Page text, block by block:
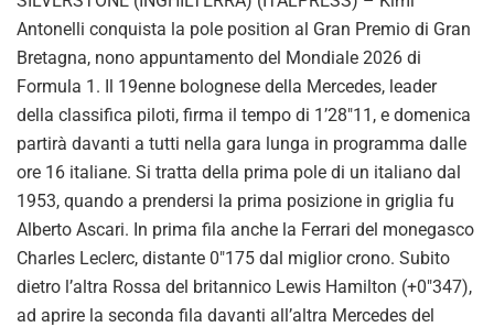
Antonelli conquista la pole position al Gran Premio di Gran
Bretagna, nono appuntamento del Mondiale 2026 di
Formula 1. Il 19enne bolognese della Mercedes, leader
della classifica piloti, firma il tempo di 1’28″11, e domenica
partirà davanti a tutti nella gara lunga in programma dalle
ore 16 italiane. Si tratta della prima pole di un italiano dal
1953, quando a prendersi la prima posizione in griglia fu
Alberto Ascari. In prima fila anche la Ferrari del monegasco
Charles Leclerc, distante 0″175 dal miglior crono. Subito
dietro l’altra Rossa del britannico Lewis Hamilton (+0″347),
ad aprire la seconda fila davanti all’altra Mercedes del